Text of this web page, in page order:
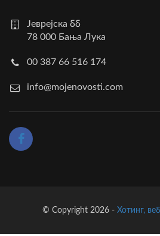
Јеврејска бб
78 000 Бања Лука
00 387 66 516 174
info@mojenovosti.com
© Copyright 2026 - Хотинг,